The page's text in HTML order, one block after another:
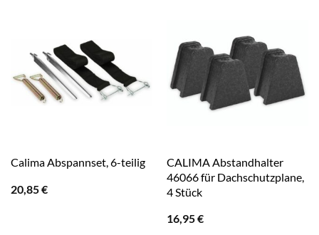
Calima Abspannset, 6-teilig
20,85€
CALIMA Abstandhalter
46066 für Dachschutzplane,
4 Stück
16,95€